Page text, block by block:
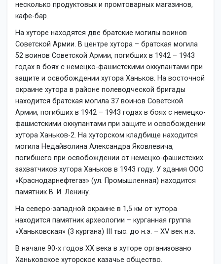
несколько продуктовых и промтоварных магазинов,
кафе-бар.
На хуторе находятся две братские могилы воинов
Советской Армии. В центре хутора – братская могила
52 воинов Советской Армии, погибших в 1942 – 1943
годах в боях с немецко-фашистскими оккупантами при
защите и освобождении хутора Ханьков. На восточной
окраине хутора в районе полеводческой бригады
находится братская могила 37 воинов Советской
Армии, погибших в 1942 – 1943 годах в боях с немецко-
фашистскими оккупантами при защите и освобождении
хутора Ханьков-2. На хуторском кладбище находится
могила Недайволина Александра Яковлевича,
погибшего при освобождении от немецко-фашистских
захватчиков хутора Ханьков в 1943 году. У здания ООО
«Краснодарнефтегаз» (ул. Промышленная) находится
памятник В. И. Ленину.
На северо-западной окраине в 1,5 км от хутора
находится памятник археологии – курганная группа
«Ханьковская» (3 кургана) III тыс. до н.э. – XV век н.э.
В начале 90-х годов XX века в хуторе организовано
Ханьковское хуторское казачье общество.